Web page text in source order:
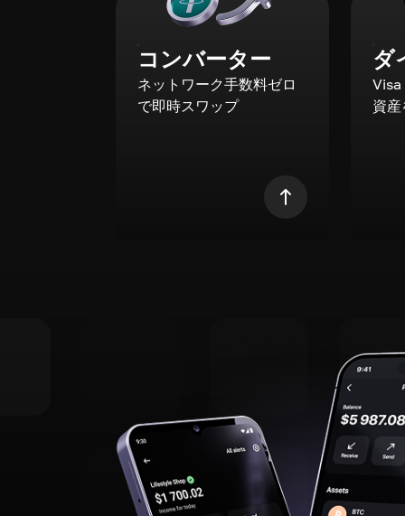
コンバーター
ネットワーク手数料ゼロ
で即時スワップ
ダ
資